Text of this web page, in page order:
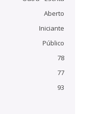
Aberto
Iniciante
Público
78
77
93